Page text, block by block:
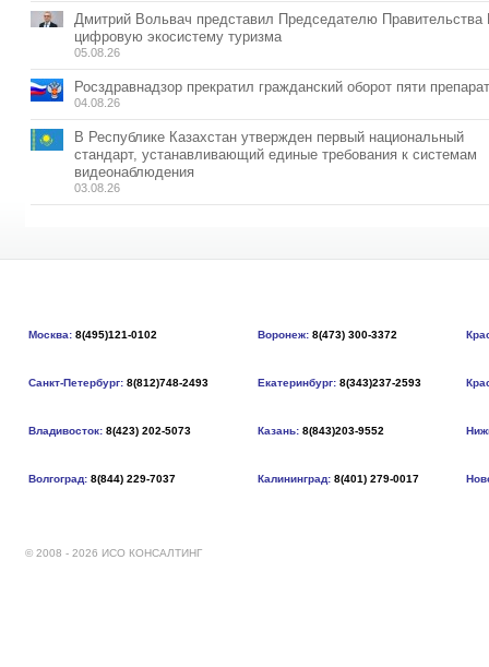
Дмитрий Вольвач представил Председателю
цифровую экосистему туризма
05.08.26
Росздравнадзор прекратил гражданский оборот пяти
04.08.26
В Республике Казахстан утвержден первый национальный
стандарт, устанавливающий единые требования к системам
видеонаблюдения
03.08.26
Москва: 8(495)121-0102 Воронеж: 8(473) 300-3372
Санкт-Петербург: 8(812)748-2493 Екатеринбург: 8(343)237-2593
Владивосток: 8(423) 202-5073 Казань: 8(843)203-9552
Волгоград: 8(844) 229-7037 Калининград: 8(401) 279-0017
© 2008 - 2026 ИСО КОНСАЛТИНГ